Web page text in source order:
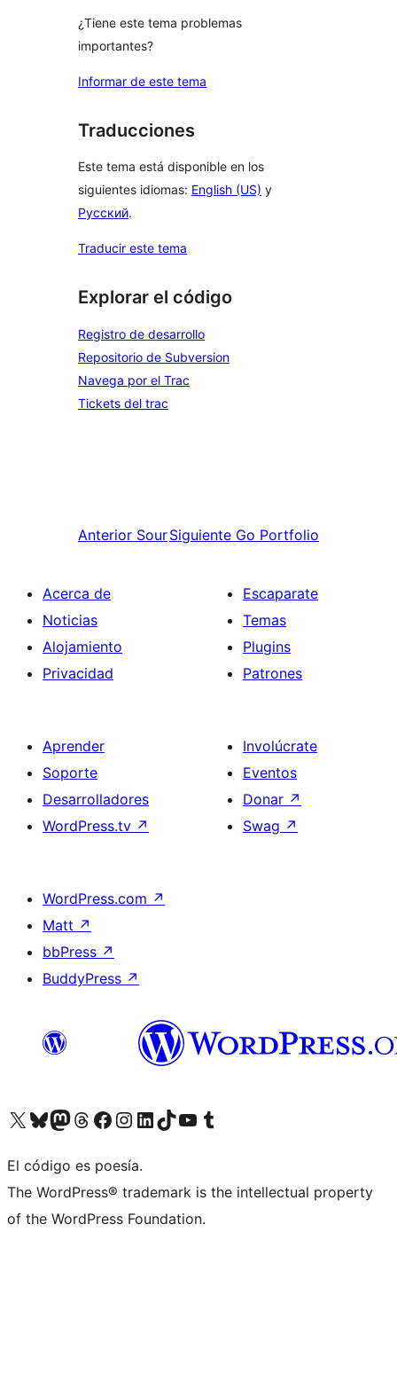
¿Tiene este tema problemas
importantes?
Informar de este tema
Traducciones
Este tema está disponible en los
siguientes idiomas: English (US) y
Русский.
Traducir este tema
Explorar el código
Registro de desarrollo
Repositorio de Subversion
Navega por el Trac
Tickets del trac
Anterior SourSiguiente Go Portfolio
Acerca de
Noticias
Alojamiento
Privacidad
Escaparate
Temas
Plugins
Patrones
Aprender
Soporte
Desarrolladores
WordPress.tv ↗
Involúcrate
Eventos
Donar ↗
Swag ↗
WordPress.com ↗
Matt ↗
bbPress ↗
BuddyPress ↗
Visita nuestra cuenta de X (anteriormente Twitter)
Visita nuestra cuenta de Bluesky
Visita nuestra cuenta de Mastodon
Visita nuestra cuenta de Threads
Visita nuestra página de Facebook
Visita nuestra cuenta de Instagram
Visita nuestra cuenta de LinkedIn
Visita nuestra cuenta de TikTok
Visita nuestro canal de YouTube
Visita nuestra cuenta de Tumblr
El código es poesía.
The WordPress® trademark is the intellectual property
of the WordPress Foundation.